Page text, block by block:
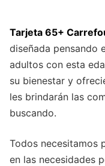
Tarjeta 65+
diseñada pensando
adultos con esta
su bienestar y
les brindarán las
buscando.
Todos necesitamos
en las necesidades